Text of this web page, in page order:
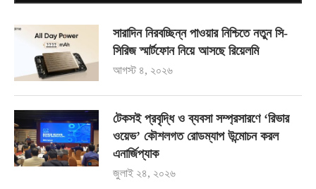
সারাদিন নিরবচ্ছিন্ন পাওয়ার নিশ্চিতে নতুন সি-
সিরিজ স্মার্টফোন নিয়ে আসছে রিয়েলমি
আগস্ট ৪, ২০২৬
টেকসই প্রবৃদ্ধি ও ব্যবসা সম্প্রসারণে ‘রিভার
ওয়েভ’ কৌশলগত রোডম্যাপ উন্মোচন করল
এনার্জিপ্যাক
জুলাই ২৪, ২০২৬